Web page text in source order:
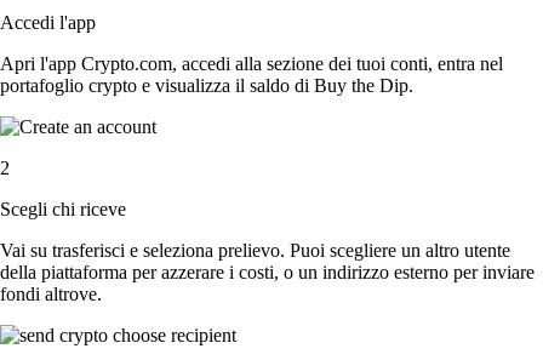
Accedi l'app
Apri l'app Crypto.com, accedi alla sezione dei tuoi conti, entra nel
portafoglio crypto e visualizza il saldo di Buy the Dip.
2
Scegli chi riceve
Vai su trasferisci e seleziona prelievo. Puoi scegliere un altro utente
della piattaforma per azzerare i costi, o un indirizzo esterno per inviare
fondi altrove.